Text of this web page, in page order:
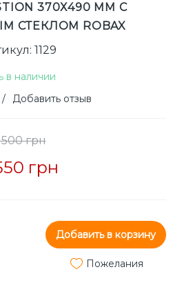
370Х490 ММ С
СТЕКЛОМ ROBAX
1129
в наличии
/ Добавить отзыв
грн
грн
Добавить в корзину
Пожелания